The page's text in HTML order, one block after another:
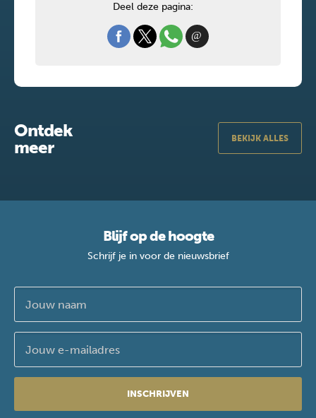
Deel deze pagina:
Ontdek
meer
BEKIJK ALLES
Blijf op de hoogte
Schrijf je in voor de nieuwsbrief
INSCHRIJVEN